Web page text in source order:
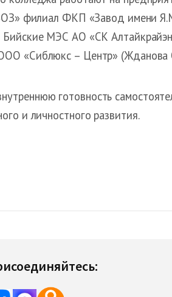
филиал ФКП «Завод имени
МЭС АО «СК
«Сиблюкс – Центр» (Жданова
готовность
и личностного развития.